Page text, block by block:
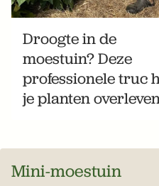
Droogte in de
moestuin? Deze
professionele truc
je planten
Mini-moestuin